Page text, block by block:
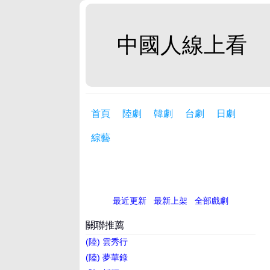
中國人線上看
首頁 陸劇 韓劇 台劇 日劇
綜藝
最近更新 最新上架 全部戲劇
關聯推薦
(陸) 雲秀行
(陸) 夢華錄